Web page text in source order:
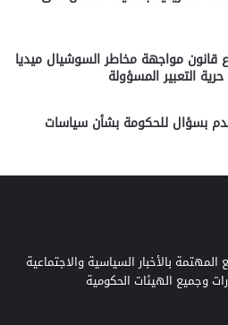
قانون مواجهة مخاطر السوشيال ميديا
التعبير المسؤولة
بسؤال للحكومة بشأن سياسات
المهتمة بالأخبار السياسية والاجتماعية
وجميع الهيئات الحكومية